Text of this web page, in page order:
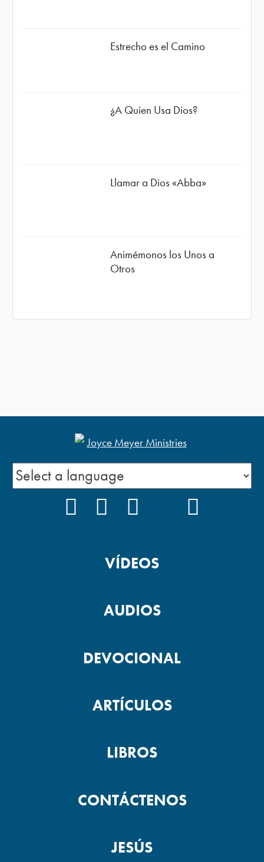
Estrecho es el Camino
¿A Quien Usa Dios?
Llamar a Dios «Abba»
Animémonos los Unos a
Otros
VÍDEOS
AUDIOS
DEVOCIONAL
ARTÍCULOS
LIBROS
CONTÁCTENOS
JESÚS